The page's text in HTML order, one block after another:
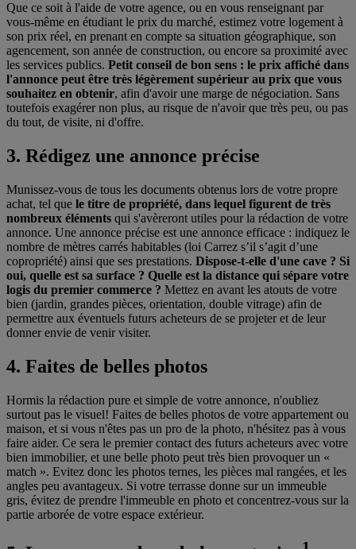
Que ce soit à l'aide de votre agence, ou en vous renseignant par
vous-même en étudiant le prix du marché, estimez votre logement à
son prix réel, en prenant en compte sa situation géographique, son
agencement, son année de construction, ou encore sa proximité avec
les services publics. Petit conseil de bon sens : le prix affiché dans
l'annonce peut être très légèrement supérieur au prix que vous
souhaitez en obtenir, afin d'avoir une marge de négociation. Sans
toutefois exagérer non plus, au risque de n'avoir que très peu, ou pas
du tout, de visite, ni d'offre.
3. Rédigez une annonce précise
Munissez-vous de tous les documents obtenus lors de votre propre
achat, tel que le titre de propriété, dans lequel figurent de très
nombreux éléments qui s'avèreront utiles pour la rédaction de votre
annonce. Une annonce précise est une annonce efficace : indiquez le
nombre de mètres carrés habitables (loi Carrez s’il s’agit d’une
copropriété) ainsi que ses prestations. Dispose-t-elle d'une cave ? Si
oui, quelle est sa surface ? Quelle est la distance qui sépare votre
logis du premier commerce ? Mettez en avant les atouts de votre
bien (jardin, grandes pièces, orientation, double vitrage) afin de
permettre aux éventuels futurs acheteurs de se projeter et de leur
donner envie de venir visiter.
4. Faites de belles photos
Hormis la rédaction pure et simple de votre annonce, n'oubliez
surtout pas le visuel! Faites de belles photos de votre appartement ou
maison, et si vous n'êtes pas un pro de la photo, n'hésitez pas à vous
faire aider. Ce sera le premier contact des futurs acheteurs avec votre
bien immobilier, et une belle photo peut très bien provoquer un «
match ». Evitez donc les photos ternes, les pièces mal rangées, et les
angles peu avantageux. Si votre terrasse donne sur un immeuble
gris, évitez de prendre l'immeuble en photo et concentrez-vous sur la
partie arborée de votre espace extérieur.